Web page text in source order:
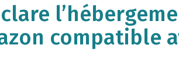
compatible